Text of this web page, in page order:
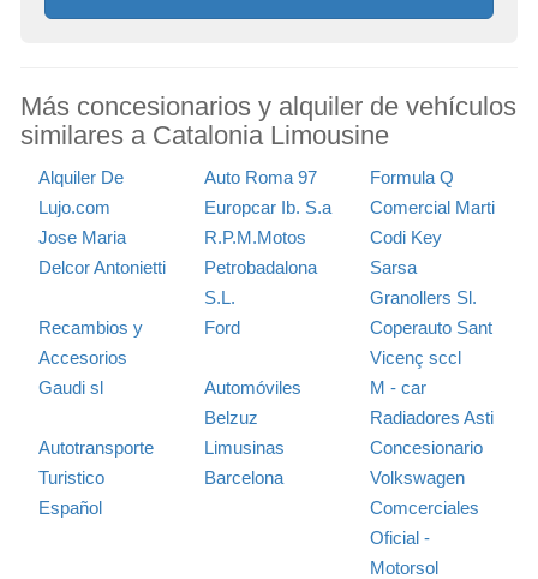
Más concesionarios y alquiler de vehículos
similares a Catalonia Limousine
Alquiler De
Lujo.com
Auto Roma 97
Formula Q
Europcar Ib. S.a
Comercial Marti
Jose Maria
Delcor Antonietti
R.P.M.Motos
Codi Key
Petrobadalona
S.L.
Sarsa
Granollers Sl.
Recambios y
Accesorios
Gaudi sl
Ford
Coperauto Sant
Vicenç sccl
Automóviles
Belzuz
M - car
Radiadores Asti
Autotransporte
Turistico
Español
Limusinas
Barcelona
Concesionario
Volkswagen
Comcerciales
Oficial -
Motorsol